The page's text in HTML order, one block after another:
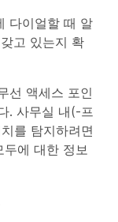
다이얼할 때 알
고 있는지 확
선 액세스 포인
. 사무실 내(-프
를 탐지하려면
에 대한 정보